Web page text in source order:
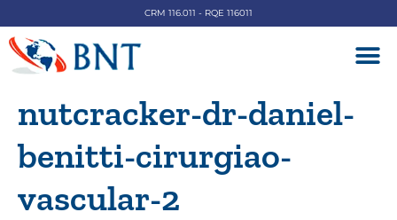
CRM 116.011 - RQE 116011
nutcracker-dr-daniel-
benitti-cirurgiao-
vascular-2